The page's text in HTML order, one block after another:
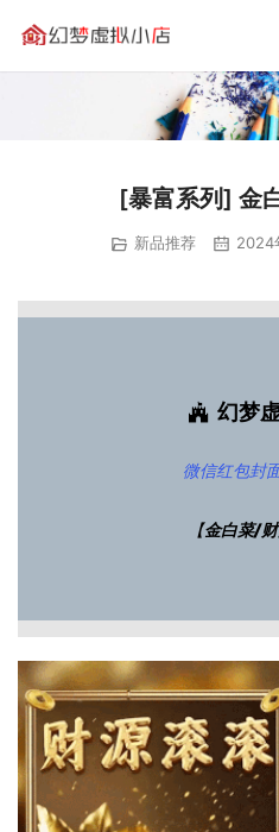
[暴富系列] 金
新品推荐 2024
幻梦
微信红包封
【金白菜/